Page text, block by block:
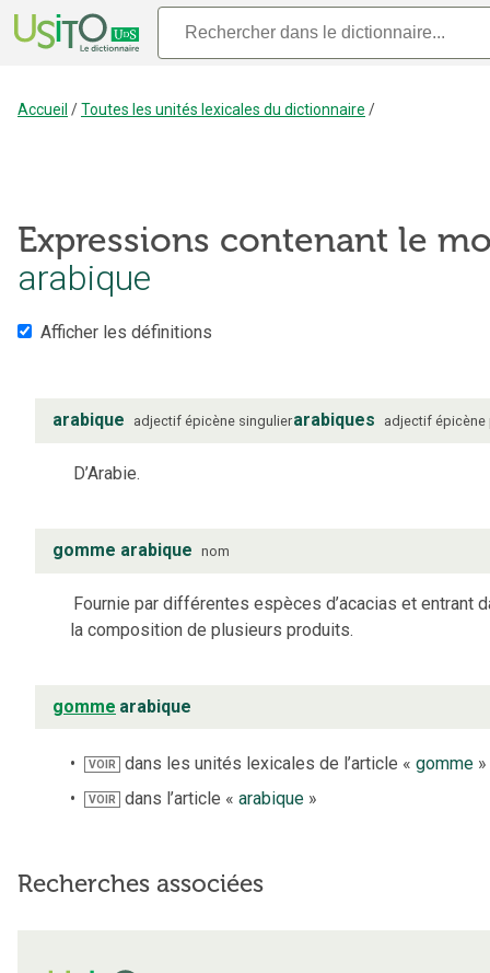
Accueil /Toutes les unités lexicales du dictionnaire /
Expressions contenant le
arabique
Afficher les définitions
arabique adjectif épicène singulierarabiques adjectif épicène
D’Arabie.
gomme arabique nom
Fournie par différentes espèces d’acacias et entrant
la composition de plusieurs produits.
gomme arabique
VOIR dans les unités lexicales de l’article «gomme »
VOIR dans l’article «arabique »
Recherches associées